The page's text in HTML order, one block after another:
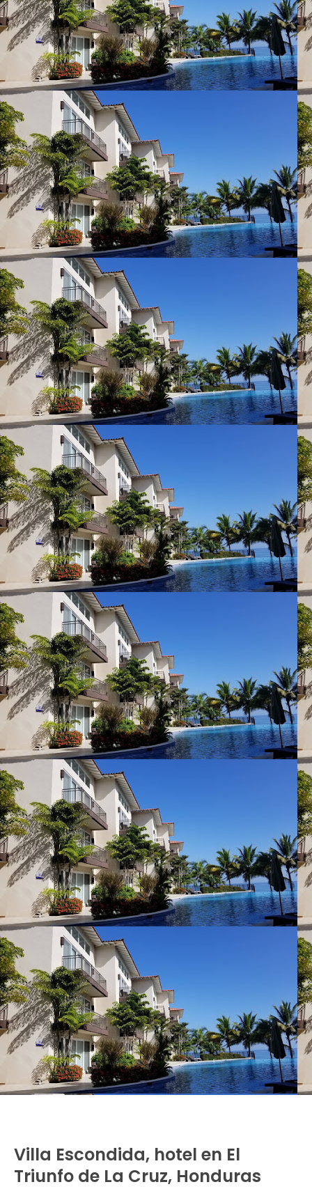
Villa Escondida, hotel en El
Triunfo de La Cruz, Honduras